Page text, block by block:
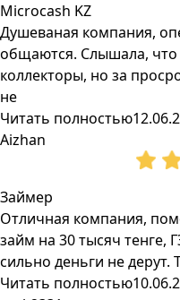
Microcash KZ
Душеваная компания,
общаются. Слышала, что
коллекторы, но за
не
Читать полностью
Aizhan
Займер
Отличная компания,
займ на 30 тысяч тенге,
сильно деньги не дерут.
Читать полностью